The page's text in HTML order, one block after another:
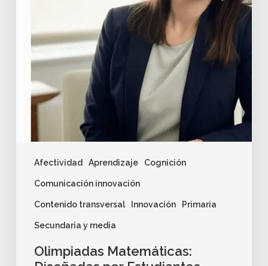
Afectividad Aprendizaje Cognición
Comunicación innovación
Contenido transversal Innovación Primaria
Secundaria y media
Olimpiadas Matemáticas: